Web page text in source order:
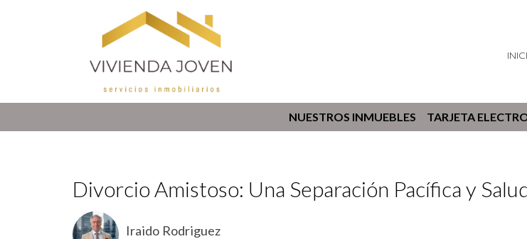
NUESTROS INMUEBLES TARJETA
Divorcio Amistoso: Una Separación Pacífica y
Iraido Rodriguez